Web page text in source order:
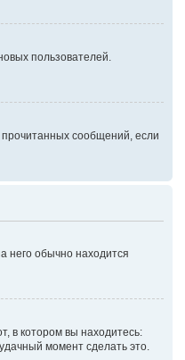
пользователей.
сообщений, если
него обычно находится
в котором вы находитесь:
момент сделать это.